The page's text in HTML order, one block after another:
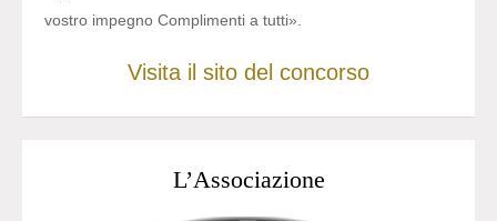
vostro impegno Complimenti a tutti».
Visita il sito del concorso
L’Associazione